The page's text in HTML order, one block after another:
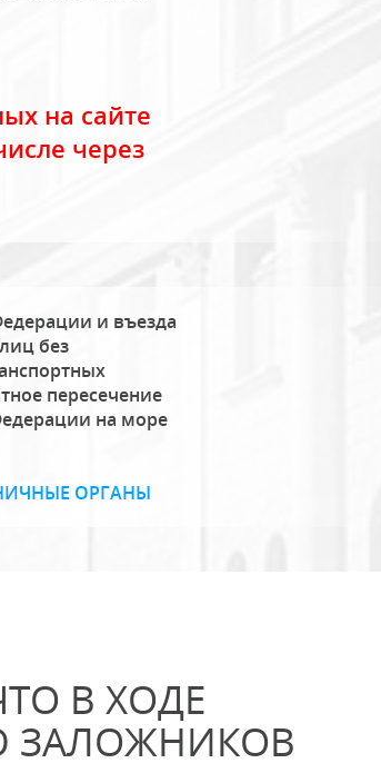
на сайте
через
и въезда
без
пересечение
на море
ОРГАНЫ
В ХОДЕ
ЗАЛОЖНИКОВ